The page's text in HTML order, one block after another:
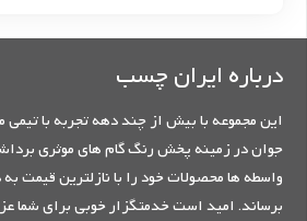
درباره ایران چسب
این مجموعه با بیش از چند دهه تجربه با
جوان در زمینه پخش رنگ گام های موثری
واسطه ها محصولات خود را با نازلترین قیمت
برساند. امید است خدمتگزار خوبی برای شما